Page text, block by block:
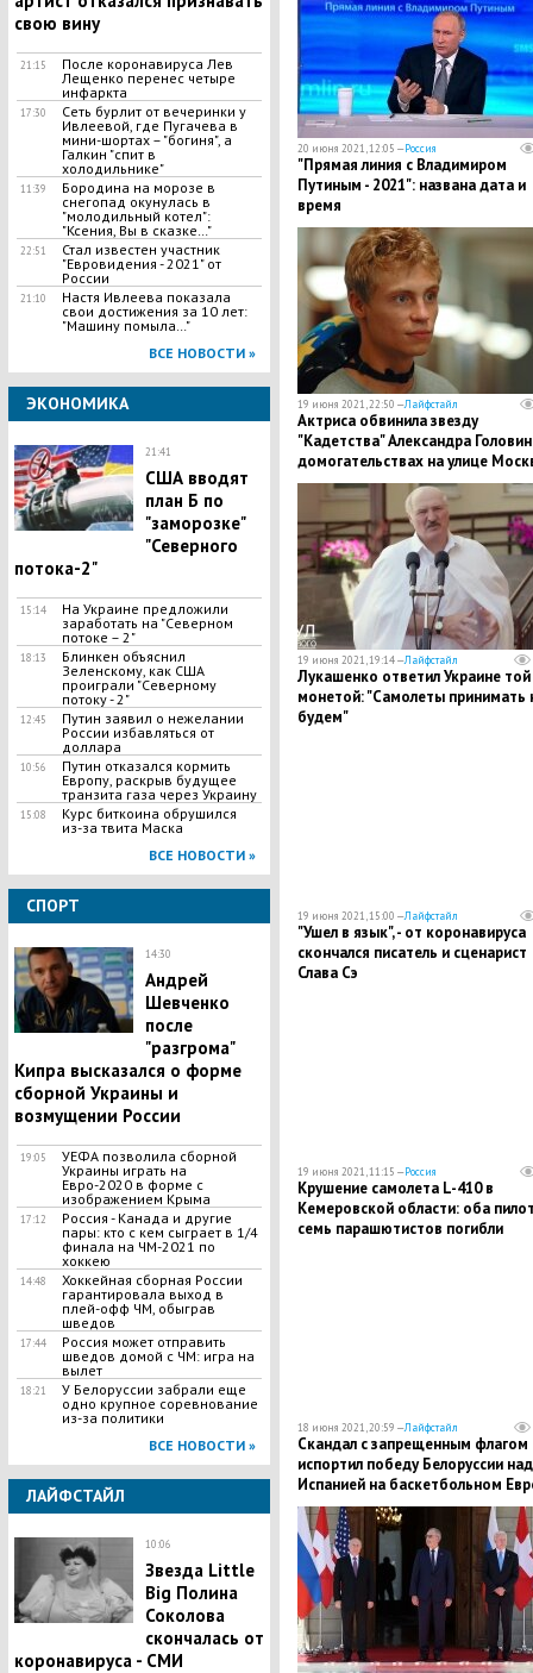
свою вину
21:15
После коронавируса Лев
Лещенко перенес четыре
инфаркта
17:30
Сеть бурлит от вечеринки у
Ивлеевой, где Пугачева в
мини-шортах – "богиня", а
Галкин "спит в
холодильнике"
11:39
Бородина на морозе в
снегопад окунулась в
"молодильный котел":
"Ксения, Вы в сказке…"
22:51
Стал известен участник
"Евровидения - 2021" от
России
21:10
Настя Ивлеева показала
свои достижения за 10 лет:
"Машину помыла…"
ВСЕ НОВОСТИ »
ЭКОНОМИКА
21:41
США вводят
план Б по
"заморозке"
"Северного
потока-2"
15:14
На Украине предложили
заработать на "Северном
потоке – 2"
18:13
Блинкен объяснил
Зеленскому, как США
проиграли "Северному
потоку - 2"
12:45
Путин заявил о нежелании
России избавляться от
доллара
10:56
Путин отказался кормить
Европу, раскрыв будущее
транзита газа через Украину
15:08
Курс биткоина обрушился
из-за твита Маска
ВСЕ НОВОСТИ »
СПОРТ
14:30
Андрей
Шевченко
после
"разгрома"
Кипра высказался о форме
сборной Украины и
возмущении России
19:05
УЕФА позволила сборной
Украины играть на
Евро-2020 в форме с
изображением Крыма
17:12
Россия - Канада и другие
пары: кто с кем сыграет в 1/4
финала на ЧМ-2021 по
хоккею
14:48
Хоккейная сборная России
гарантировала выход в
плей-офф ЧМ, обыграв
шведов
17:44
Россия может отправить
шведов домой с ЧМ: игра на
вылет
18:21
У Белоруссии забрали еще
одно крупное соревнование
из-за политики
ВСЕ НОВОСТИ »
ЛАЙФСТАЙЛ
10:06
Звезда Little
Big Полина
Соколова
скончалась от
коронавируса - СМИ
20 июня 2021, 12:05 —Россия
"Прямая линия с Владимиром
Путиным - 2021": названа дата и
время
19 июня 2021, 22:50 —Лайфстайл
Актриса обвинила звезду
"Кадетства" Александра
домогательствах на улице
19 июня 2021, 19:14 —Лайфстайл
Лукашенко ответил Украине
монетой: "Самолеты принимать
будем"
19 июня 2021, 15:00 —Лайфстайл
"Ушел в язык", - от коронавируса
скончался писатель и сценарист
Слава Сэ
19 июня 2021, 11:15 —Россия
Крушение самолета L-410 в
Кемеровской области: оба
семь парашютистов погибли
18 июня 2021, 20:59 —Лайфстайл
Скандал с запрещенным флагом
испортил победу Белоруссии над
Испанией на баскетбольном